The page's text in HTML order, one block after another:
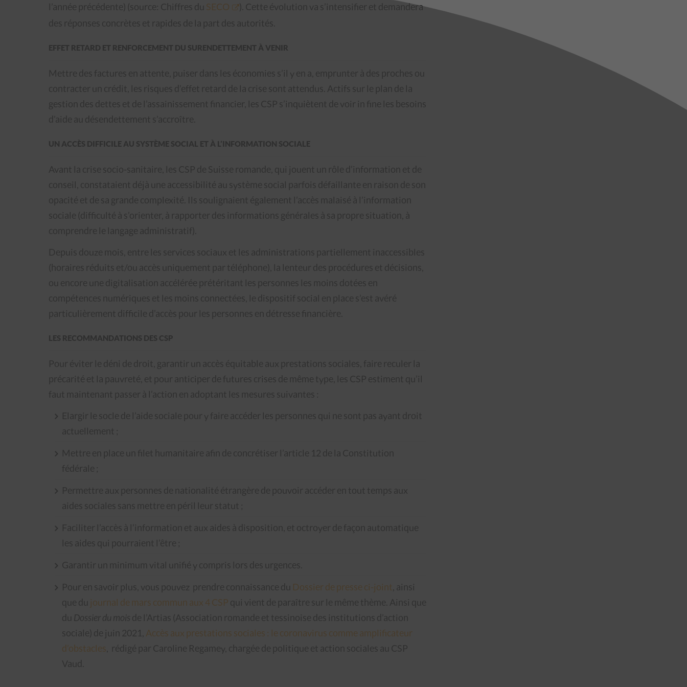
l’année précédente) (source: Chiffres du SECO
). Cette évolution va s’intensifier et demandera
des réponses concrètes et rapides de la part des autorités.
EFFET RETARD ET RENFORCEMENT DU SURENDETTEMENT À VENIR
Mettre des factures en attente, puiser dans les économies s’il y en a, emprunter à des proches ou
contracter un crédit, les risques d’effet retard de la crise sont attendus. Actifs sur le plan de la
gestion des dettes et de l’assainissement financier, les CSP s’inquiètent de voir in fine les besoins
d’aide au désendettement s’accroître.
UN ACCÈS DIFFICILE AU SYSTÈME SOCIAL ET À L’INFORMATION SOCIALE
Avant la crise socio-sanitaire, les CSP de Suisse romande, qui jouent un rôle d’information et de
conseil, constataient déjà une accessibilité au système social parfois défaillante en raison de son
opacité et de sa grande complexité. Ils soulignaient également l’accès malaisé à l’information
sociale (difficulté à s’orienter, à rapporter des informations générales à sa propre situation, à
comprendre le langage administratif).
Depuis douze mois, entre les services sociaux et les administrations partiellement inaccessibles
(horaires réduits et/ou accès uniquement par téléphone), la lenteur des procédures et décisions,
ou encore une digitalisation accélérée prétéritant les personnes les moins dotées en
compétences numériques et les moins connectées, le dispositif social en place s’est avéré
particulièrement difficile d’accès pour les personnes en détresse financière.
LES RECOMMANDATIONS DES CSP
Pour éviter le déni de droit, garantir un accès équitable aux prestations sociales, faire reculer la
précarité et la pauvreté, et pour anticiper de futures crises de même type, les CSP estiment qu’il
faut maintenant passer à l’action en adoptant les mesures suivantes :
Elargir le socle de l’aide sociale pour y faire accéder les personnes qui ne sont pas ayant droit
actuellement ;
Mettre en place un filet humanitaire afin de concrétiser l’article 12 de la Constitution
fédérale ;
Permettre aux personnes de nationalité étrangère de pouvoir accéder en tout temps aux
aides sociales sans mettre en péril leur statut ;
Faciliter l’accès à l’information et aux aides à disposition, et octroyer de façon automatique
les aides qui pourraient l’être ;
Garantir un minimum vital unifié y compris lors des urgences.
Pour en savoir plus, vous pouvez prendre connaissance du Dossier de presse ci-joint , ainsi
que du journal de mars commun aux 4 CSP qui vient de paraître sur le même thème. Ainsi que
du Dossier du mois de l’Artias (Association romande et tessinoise des institutions d’action
sociale) de juin 2021, Accès aux prestations sociales : le coronavirus comme amplificateur
d’obstacles , rédigé par Caroline Regamey, chargée de politique et action sociales au CSP
Vaud.